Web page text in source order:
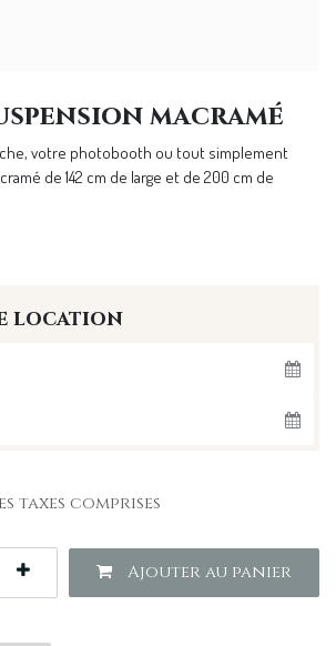
macramé
votre photobooth ou tout simplement
de 142 cm de large et de 200 cm de
location
taxes comprises
Ajouter au panier